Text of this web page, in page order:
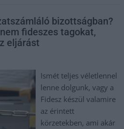
bizottságban?
fideszes tagokat,
eljárást
Ismét teljes véletlennel
lenne dolgunk, vagy a
Fidesz készül valamire
az érintett
körzetekben, ami akár